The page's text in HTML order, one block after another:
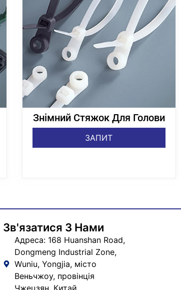
Знімний Стяжок Для Голови
ЗАПИТ
Зв'язатися З Нами
Адреса: 168 Huanshan Road,
Dongmeng Industrial Zone,
Wuniu, Yongjia, місто
Веньчжоу, провінція
Чжецзян, Китай